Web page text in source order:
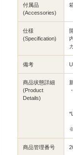
付属品
(Accessories)
仕様
(Specification)
備考
商品状態詳細
(Product
Details)
商品管理番号